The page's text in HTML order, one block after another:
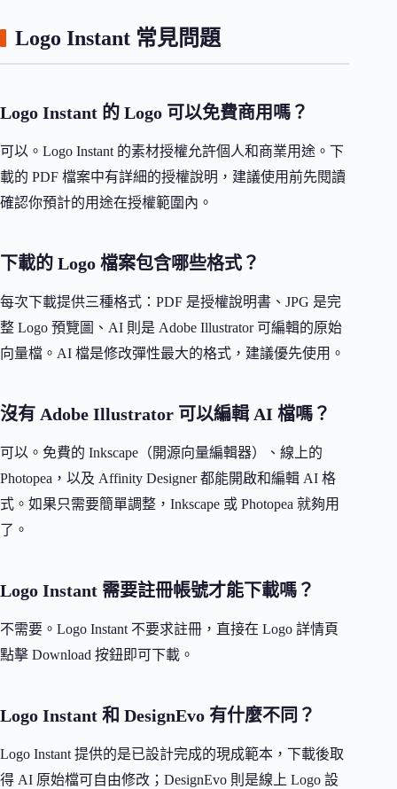
Logo Instant 常見問題
Logo Instant 的 Logo 可以免費商用嗎？
可以。Logo Instant 的素材授權允許個人和商業用途。下
載的 PDF 檔案中有詳細的授權說明，建議使用前先閱讀
確認你預計的用途在授權範圍內。
下載的 Logo 檔案包含哪些格式？
每次下載提供三種格式：PDF 是授權說明書、JPG 是完
整 Logo 預覽圖、AI 則是 Adobe Illustrator 可編輯的原始
向量檔。AI 檔是修改彈性最大的格式，建議優先使用。
沒有 Adobe Illustrator 可以編輯 AI 檔嗎？
可以。免費的 Inkscape（開源向量編輯器）、線上的
Photopea，以及 Affinity Designer 都能開啟和編輯 AI 格
式。如果只需要簡單調整，Inkscape 或 Photopea 就夠用
了。
Logo Instant 需要註冊帳號才能下載嗎？
不需要。Logo Instant 不要求註冊，直接在 Logo 詳情頁
點擊 Download 按鈕即可下載。
Logo Instant 和 DesignEvo 有什麼不同？
Logo Instant 提供的是已設計完成的現成範本，下載後取
得 AI 原始檔可自由修改；DesignEvo 則是線上 Logo 設